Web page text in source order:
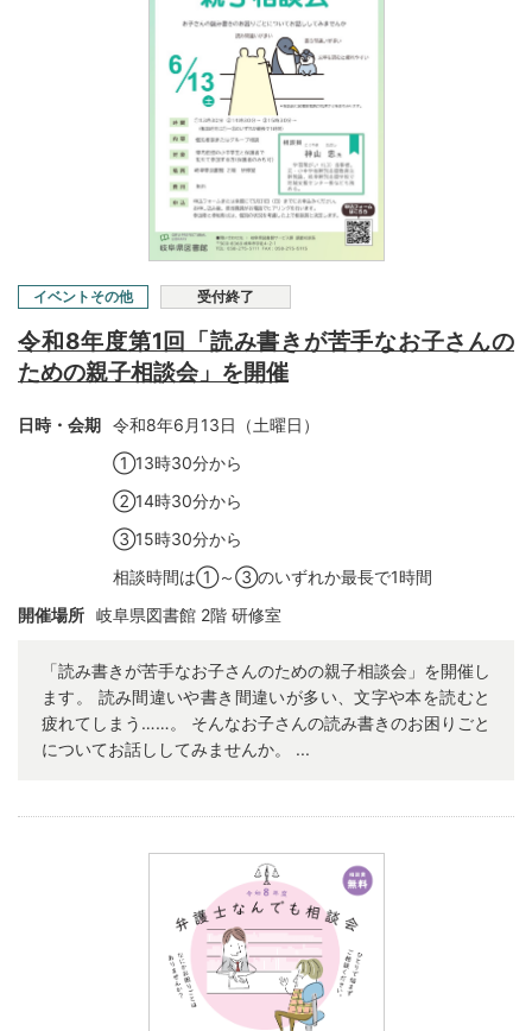
イベントその他 受付終了
令和8年度第1回「読み書きが苦手なお子さんの
ための親子相談会」を開催
日時・会期 令和8年6月13日（土曜日）
①13時30分から
②14時30分から
③15時30分から
相談時間は①～③のいずれか最長で1時間
開催場所 岐阜県図書館 2階 研修室
「読み書きが苦手なお子さんのための親子相談会」を開催し
ます。 読み間違いや書き間違いが多い、文字や本を読むと
疲れてしまう……。 そんなお子さんの読み書きのお困りごと
についてお話ししてみませんか。 ...